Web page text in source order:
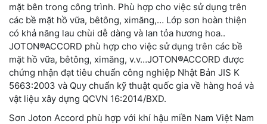
mặt bên trong công trình. Phù hợp cho việc sử dụng trên
các bề mặt hồ vữa, bêtông, ximăng,… Lớp sơn hoàn thiện
có khả năng lau chùi dễ dàng và lan tỏa hương hoa..
JOTON®ACCORD phù hợp cho việc sử dụng trên các bề
mặt hồ vữa, bêtông, ximăng, v.v…JOTON®ACCORD được
chứng nhận đạt tiêu chuẩn công nghiệp Nhật Bản JIS K
5663:2003 và Quy chuẩn kỹ thuật quốc gia về hàng hoá và
vật liệu xây dựng QCVN 16:2014/BXD.
Sơn Joton Accord phù hợp với khí hậu miền Nam Việt Nam